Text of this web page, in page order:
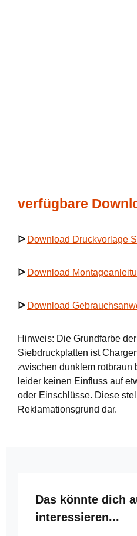
verfügbare
ᐅ Download Druckvorlage
ᐅ Download
ᐅ Download
Hinweis: Die Grundfarbe
Siebdruckplatten ist
zwischen dunklem rotbraun
leider keinen Einfluss auf
oder Einschlüsse. Diese
Reklamationsgrund dar.
Produktgalerie
Das könnte dich
interessieren...